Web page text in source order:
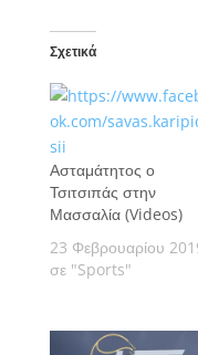
Σχετικά
Ασταμάτητος ο
Τσιτσιπάς στην
Μασσαλία (Videos)
23 Φεβρουαρίου
σε "Sports"